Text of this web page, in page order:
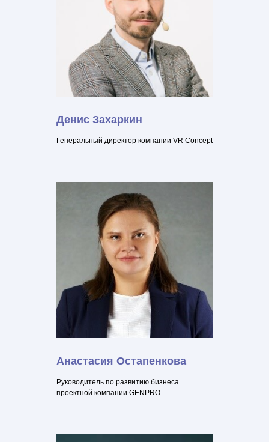
Денис Захаркин
Генеральный директор компании VR Concept
Анастасия Остапенкова
Руководитель по развитию бизнеса
проектной компании GENPRO